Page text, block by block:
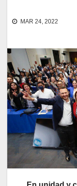
MAR 24, 2022